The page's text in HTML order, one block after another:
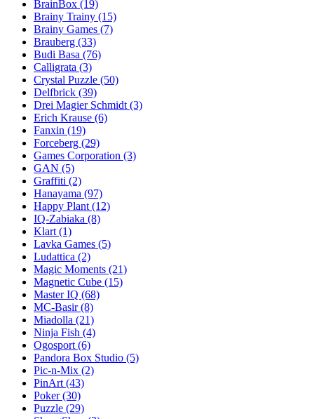
BrainBox (19)
Brainy Trainy (15)
Brainy Games (7)
Brauberg (33)
Budi Basa (76)
Calligrata (3)
Crystal Puzzle (50)
Delfbrick (39)
Drei Magier Schmidt (3)
Erich Krause (6)
Fanxin (19)
Forceberg (29)
Games Corporation (3)
GAN (5)
Graffiti (2)
Hanayama (97)
Happy Plant (12)
IQ-Zabiaka (8)
Klart (1)
Lavka Games (5)
Ludattica (2)
Magic Moments (21)
Magnetic Cube (15)
Master IQ (68)
MC-Basir(8)
Miadolla (21)
Ninja Fish (4)
Ogosport (6)
Pandora Box Studio (5)
Pic-n-Mix (2)
PinArt (43)
Poker(30)
Puzzle (29)